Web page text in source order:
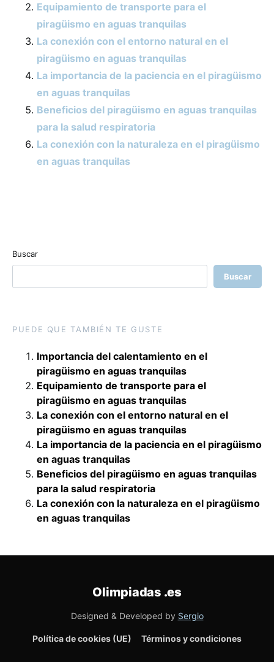
Equipamiento de transporte para el
piragüismo en aguas tranquilas
La conexión con el entorno natural en el
piragüismo en aguas tranquilas
La importancia de la paciencia en el piragüismo
en aguas tranquilas
Beneficios del piragüismo en aguas tranquilas
para la salud respiratoria
La conexión con la naturaleza en el piragüismo
en aguas tranquilas
Buscar
Buscar
PUEDE QUE TAMBIÉN TE GUSTE
Importancia del calentamiento en el
piragüismo en aguas tranquilas
Equipamiento de transporte para el
piragüismo en aguas tranquilas
La conexión con el entorno natural en el
piragüismo en aguas tranquilas
La importancia de la paciencia en el piragüismo
en aguas tranquilas
Beneficios del piragüismo en aguas tranquilas
para la salud respiratoria
La conexión con la naturaleza en el piragüismo
en aguas tranquilas
Política de cookies (UE) Términos y condiciones
Olimpiadas .es
Designed & Developed by Sergio